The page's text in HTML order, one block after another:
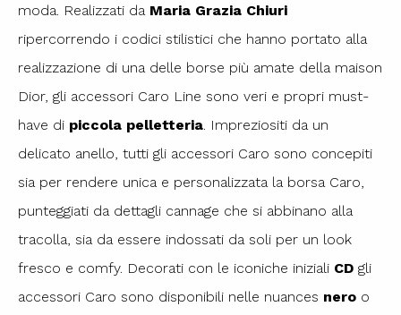
moda. Realizzati da Maria Grazia Chiuri
ripercorrendo i codici stilistici che hanno portato alla
realizzazione di una delle borse più amate della maison
Dior, gli accessori Caro Line sono veri e propri must-
have di piccola pelletteria . Impreziositi da un
delicato anello, tutti gli accessori Caro sono concepiti
sia per rendere unica e personalizzata la borsa Caro,
punteggiati da dettagli cannage che si abbinano alla
tracolla, sia da essere indossati da soli per un look
fresco e comfy. Decorati con le iconiche iniziali CD gli
accessori Caro sono disponibili nelle nuances nero o